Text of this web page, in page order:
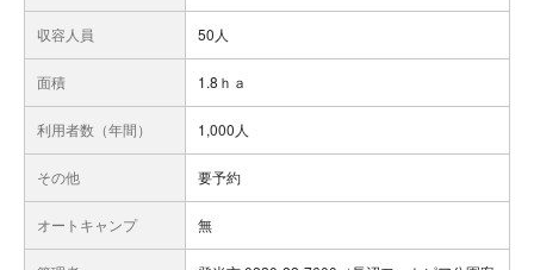
収容人員 50人
面積 1.8ｈａ
利用者数（年間） 1,000人
その他 要予約
オートキャンプ 無